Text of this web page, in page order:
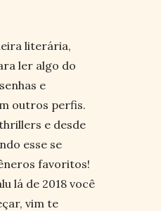
literária,
ler algo do
e
outros perfis.
e desde
esse se
favoritos!
lá de 2018 você
vim te